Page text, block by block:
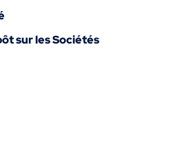
sur les Sociétés